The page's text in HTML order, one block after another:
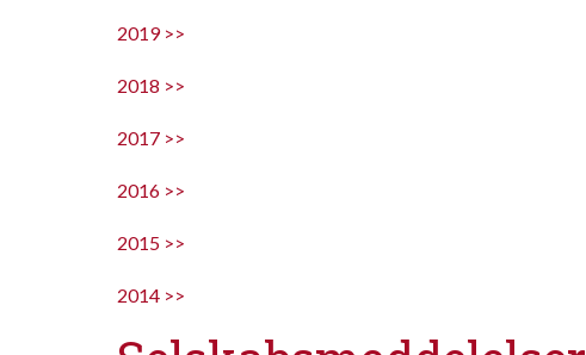
2019 >>
2018 >>
2017 >>
2016 >>
2015 >>
2014 >>